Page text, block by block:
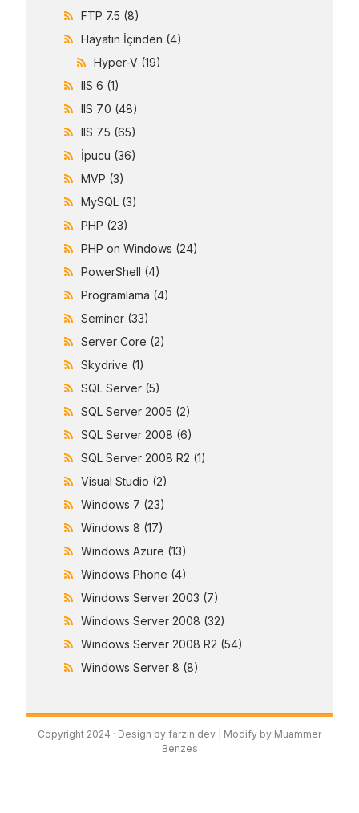
FTP 7.5 (8)
Hayatın İçinden (4)
Hyper-V (19)
IIS 6 (1)
IIS 7.0 (48)
IIS 7.5 (65)
İpucu (36)
MVP (3)
MySQL (3)
PHP (23)
PHP on Windows (24)
PowerShell (4)
Programlama (4)
Seminer (33)
Server Core (2)
Skydrive (1)
SQL Server (5)
SQL Server 2005 (2)
SQL Server 2008 (6)
SQL Server 2008 R2 (1)
Visual Studio (2)
Windows 7 (23)
Windows 8 (17)
Windows Azure (13)
Windows Phone (4)
Windows Server 2003 (7)
Windows Server 2008 (32)
Windows Server 2008 R2 (54)
Windows Server 8 (8)
Copyright 2024 · Design by farzin.dev | Modify by Muammer
Benzes